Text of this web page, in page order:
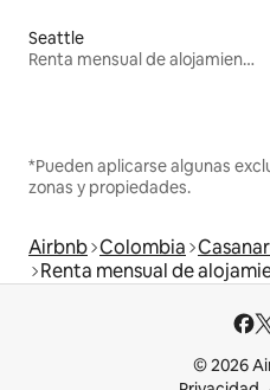
Seattle
Renta mensual de alojamientos
*Pueden aplicarse algunas
zonas y propiedades.
Airbnb Colombia
Renta mensual de
© 2026